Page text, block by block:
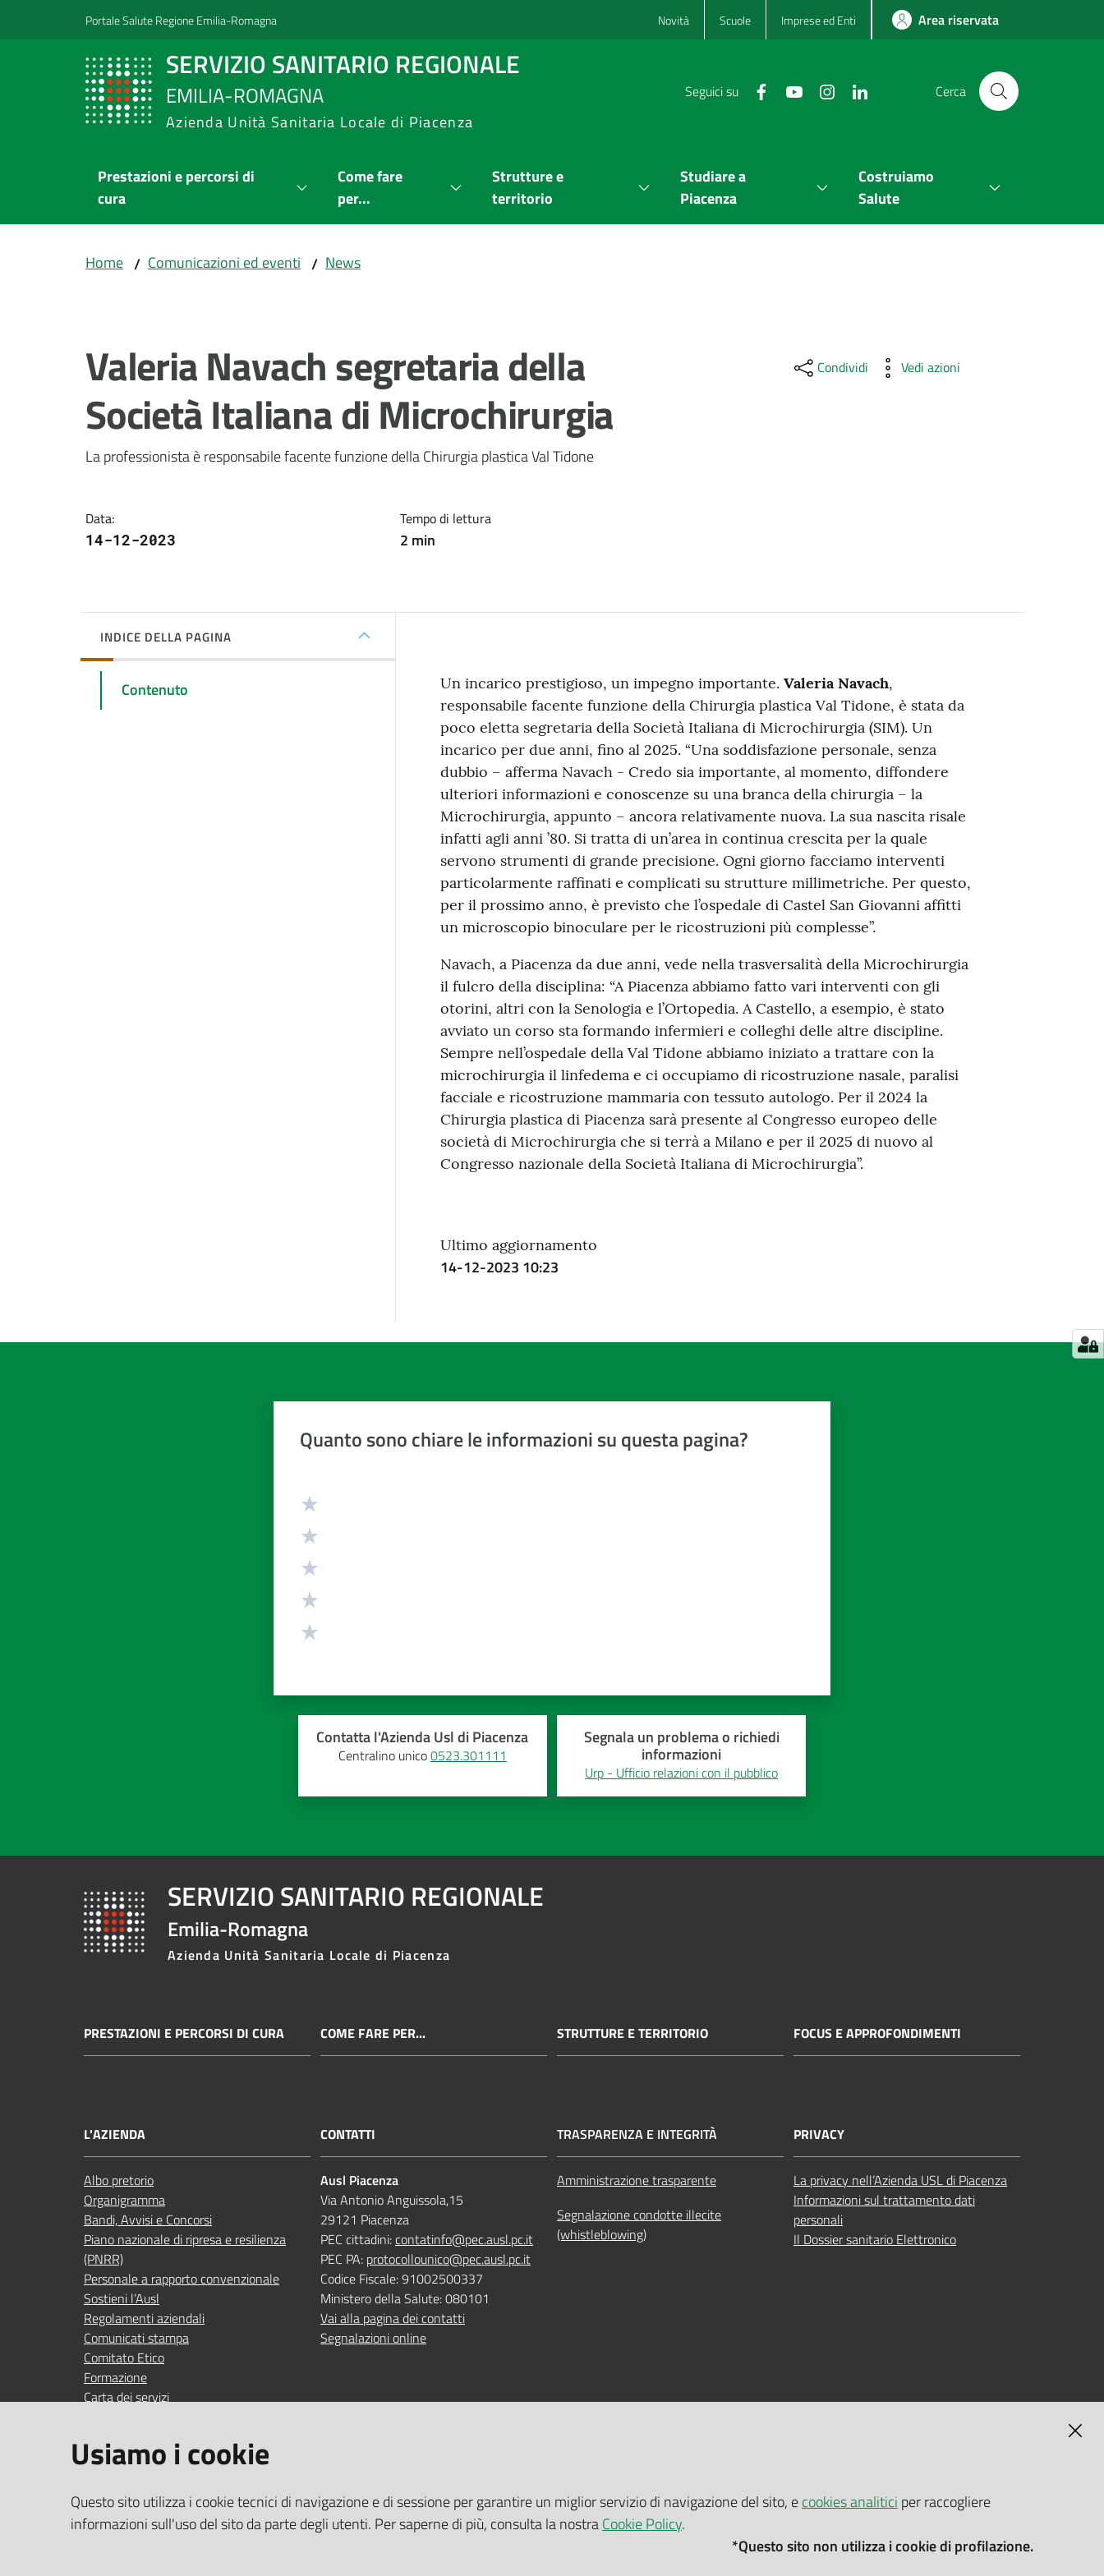
Vai al contenuto
Vai alla navigazionePortale Salute Regione Emilia-Romagna Novità Scuole Imprese ed Enti Area riservata
SERVIZIO SANITARIO REGIONALE
EMILIA-ROMAGNA
Azienda Unità Sanitaria Locale di Piacenza
Seguici su Cerca
Prestazioni e percorsi di
cura
Come fare
per...
Strutture e
territorio
Studiare a
Piacenza
Costruiamo
Salute
Home / Comunicazioni ed eventi / News
Valeria Navach segretaria della
Società Italiana di Microchirurgia
La professionista è responsabile facente funzione della Chirurgia plastica Val Tidone
Data:
14-12-2023
Tempo di lettura
2 min
Condividi Vedi azioni
INDICE DELLA PAGINA
Contenuto Un incarico prestigioso, un impegno importante. Valeria Navach,
responsabile facente funzione della Chirurgia plastica Val Tidone, è stata da
poco eletta segretaria della Società Italiana di Microchirurgia (SIM). Un
incarico per due anni, fino al 2025. “Una soddisfazione personale, senza
dubbio – afferma Navach - Credo sia importante, al momento, diffondere
ulteriori informazioni e conoscenze su una branca della chirurgia – la
Microchirurgia, appunto – ancora relativamente nuova. La sua nascita risale
infatti agli anni ’80. Si tratta di un’area in continua crescita per la quale
servono strumenti di grande precisione. Ogni giorno facciamo interventi
particolarmente raffinati e complicati su strutture millimetriche. Per questo,
per il prossimo anno, è previsto che l’ospedale di Castel San Giovanni affitti
un microscopio binoculare per le ricostruzioni più complesse”.
Navach, a Piacenza da due anni, vede nella trasversalità della Microchirurgia
il fulcro della disciplina: “A Piacenza abbiamo fatto vari interventi con gli
otorini, altri con la Senologia e l’Ortopedia. A Castello, a esempio, è stato
avviato un corso sta formando infermieri e colleghi delle altre discipline.
Sempre nell’ospedale della Val Tidone abbiamo iniziato a trattare con la
microchirurgia il linfedema e ci occupiamo di ricostruzione nasale, paralisi
facciale e ricostruzione mammaria con tessuto autologo. Per il 2024 la
Chirurgia plastica di Piacenza sarà presente al Congresso europeo delle
società di Microchirurgia che si terrà a Milano e per il 2025 di nuovo al
Congresso nazionale della Società Italiana di Microchirurgia”.
Ultimo aggiornamento
14-12-2023 10:23
Quanto sono chiare le informazioni su questa pagina?
Contatta l'Azienda Usl di Piacenza
Centralino unico0523.301111
Segnala un problema o richiedi
informazioni
Urp - Ufficio relazioni con il pubblico
SERVIZIO SANITARIO REGIONALE
Emilia-Romagna
Azienda Unità Sanitaria Locale di Piacenza
PRESTAZIONI E PERCORSI DI CURA COME FARE PER... STRUTTURE E TERRITORIO FOCUS E APPROFONDIMENTI
L'AZIENDA
Albo pretorio
Organigramma
Bandi, Avvisi e Concorsi
Piano nazionale di ripresa e resilienza
(PNRR)
Personale a rapporto convenzionale
Sostieni l’Ausl
Regolamenti aziendali
Comunicati stampa
Comitato Etico
Formazione
Carta dei servizi
CONTATTI
Ausl Piacenza
Via Antonio Anguissola,15
29121 Piacenza
PEC cittadini:contatinfo@pec.ausl.pc.it
PEC PA: protocollounico@pec.ausl.pc.it
Codice Fiscale: 91002500337
Ministero della Salute: 080101
Vai alla pagina dei contatti
Segnalazioni online
TRASPARENZA E INTEGRITÀ
Amministrazione trasparente
Segnalazione condotte illecite
(whistleblowing)
PRIVACY
La privacy nell’Azienda USL di Piacenza
Informazioni sul trattamento dati
personali
Il Dossier sanitario Elettronico
SEGUICI SU
facebookYouTubeInstagramLinkedin
Accedi ai servizi online
Wi‑Fi gratuito nelle sedi
Tempi di attesa Emilia-Romagna
Documentazione
Usiamo i cookie
Questo sito utilizza i cookie tecnici di navigazione e di sessione per garantire un miglior servizio di navigazione del sito, ecookies analitici per raccogliere
informazioni sull'uso del sito da parte degli utenti. Per saperne di più, consulta la nostraCookie Policy.
*Questo sito non utilizza i cookie di profilazione.